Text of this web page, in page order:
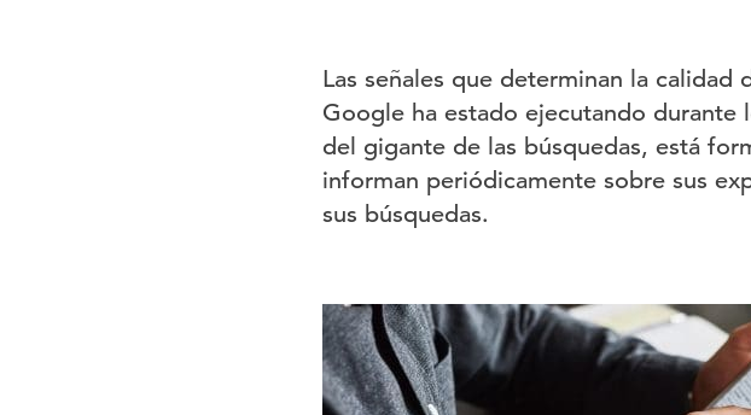
Las señales que determinan la
Google ha estado ejecutando durante
del gigante de las búsquedas, está
informan periódicamente sobre sus
sus búsquedas.